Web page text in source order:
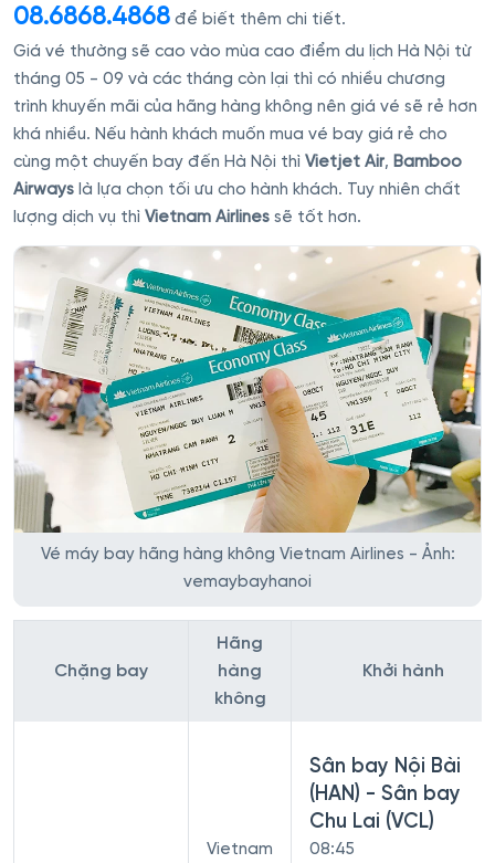
08.6868.4868 để biết thêm chi tiết.
Giá vé thường sẽ cao vào mùa cao điểm du lịch Hà Nội từ
tháng 05 - 09 và các tháng còn lại thì có nhiều chương
trình khuyến mãi của hãng hàng không nên giá vé sẽ rẻ hơn
khá nhiều. Nếu hành khách muốn mua vé bay giá rẻ cho
cùng một chuyến bay đến Hà Nội thì Vietjet Air, Bamboo
Airways là lựa chọn tối ưu cho hành khách. Tuy nhiên chất
lượng dịch vụ thì Vietnam Airlines sẽ tốt hơn.
Vé máy bay hãng hàng không Vietnam Airlines - Ảnh:
vemaybayhanoi
Chặng bay
Hãng
hàng
không
Khởi hành
Vietnam
Sân bay Nội Bài
(HAN) - Sân bay
Chu Lai (VCL)
08:45